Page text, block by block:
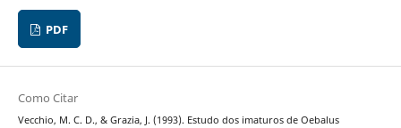
PDF
Como Citar
Vecchio, M. C. D., & Grazia, J. (1993). Estudo dos imaturos de Oebalus